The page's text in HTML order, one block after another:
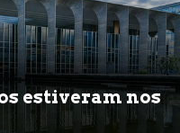
estiveram nos